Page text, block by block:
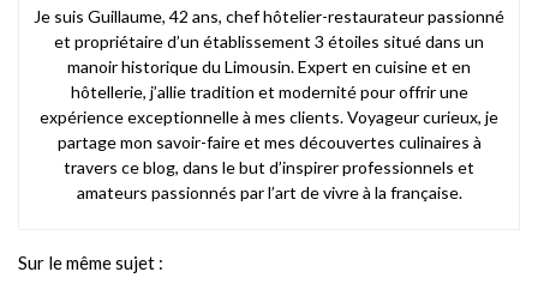
Je suis Guillaume, 42 ans, chef hôtelier-restaurateur passionné
et propriétaire d’un établissement 3 étoiles situé dans un
manoir historique du Limousin. Expert en cuisine et en
hôtellerie, j’allie tradition et modernité pour offrir une
expérience exceptionnelle à mes clients. Voyageur curieux, je
partage mon savoir-faire et mes découvertes culinaires à
travers ce blog, dans le but d’inspirer professionnels et
amateurs passionnés par l’art de vivre à la française.
Sur le même sujet :